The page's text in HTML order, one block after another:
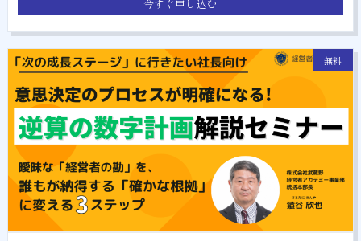
今すぐ申し込む
無料